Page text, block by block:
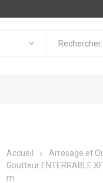
Accueil Arrosage et
Goutteur ENTERRABLE
m